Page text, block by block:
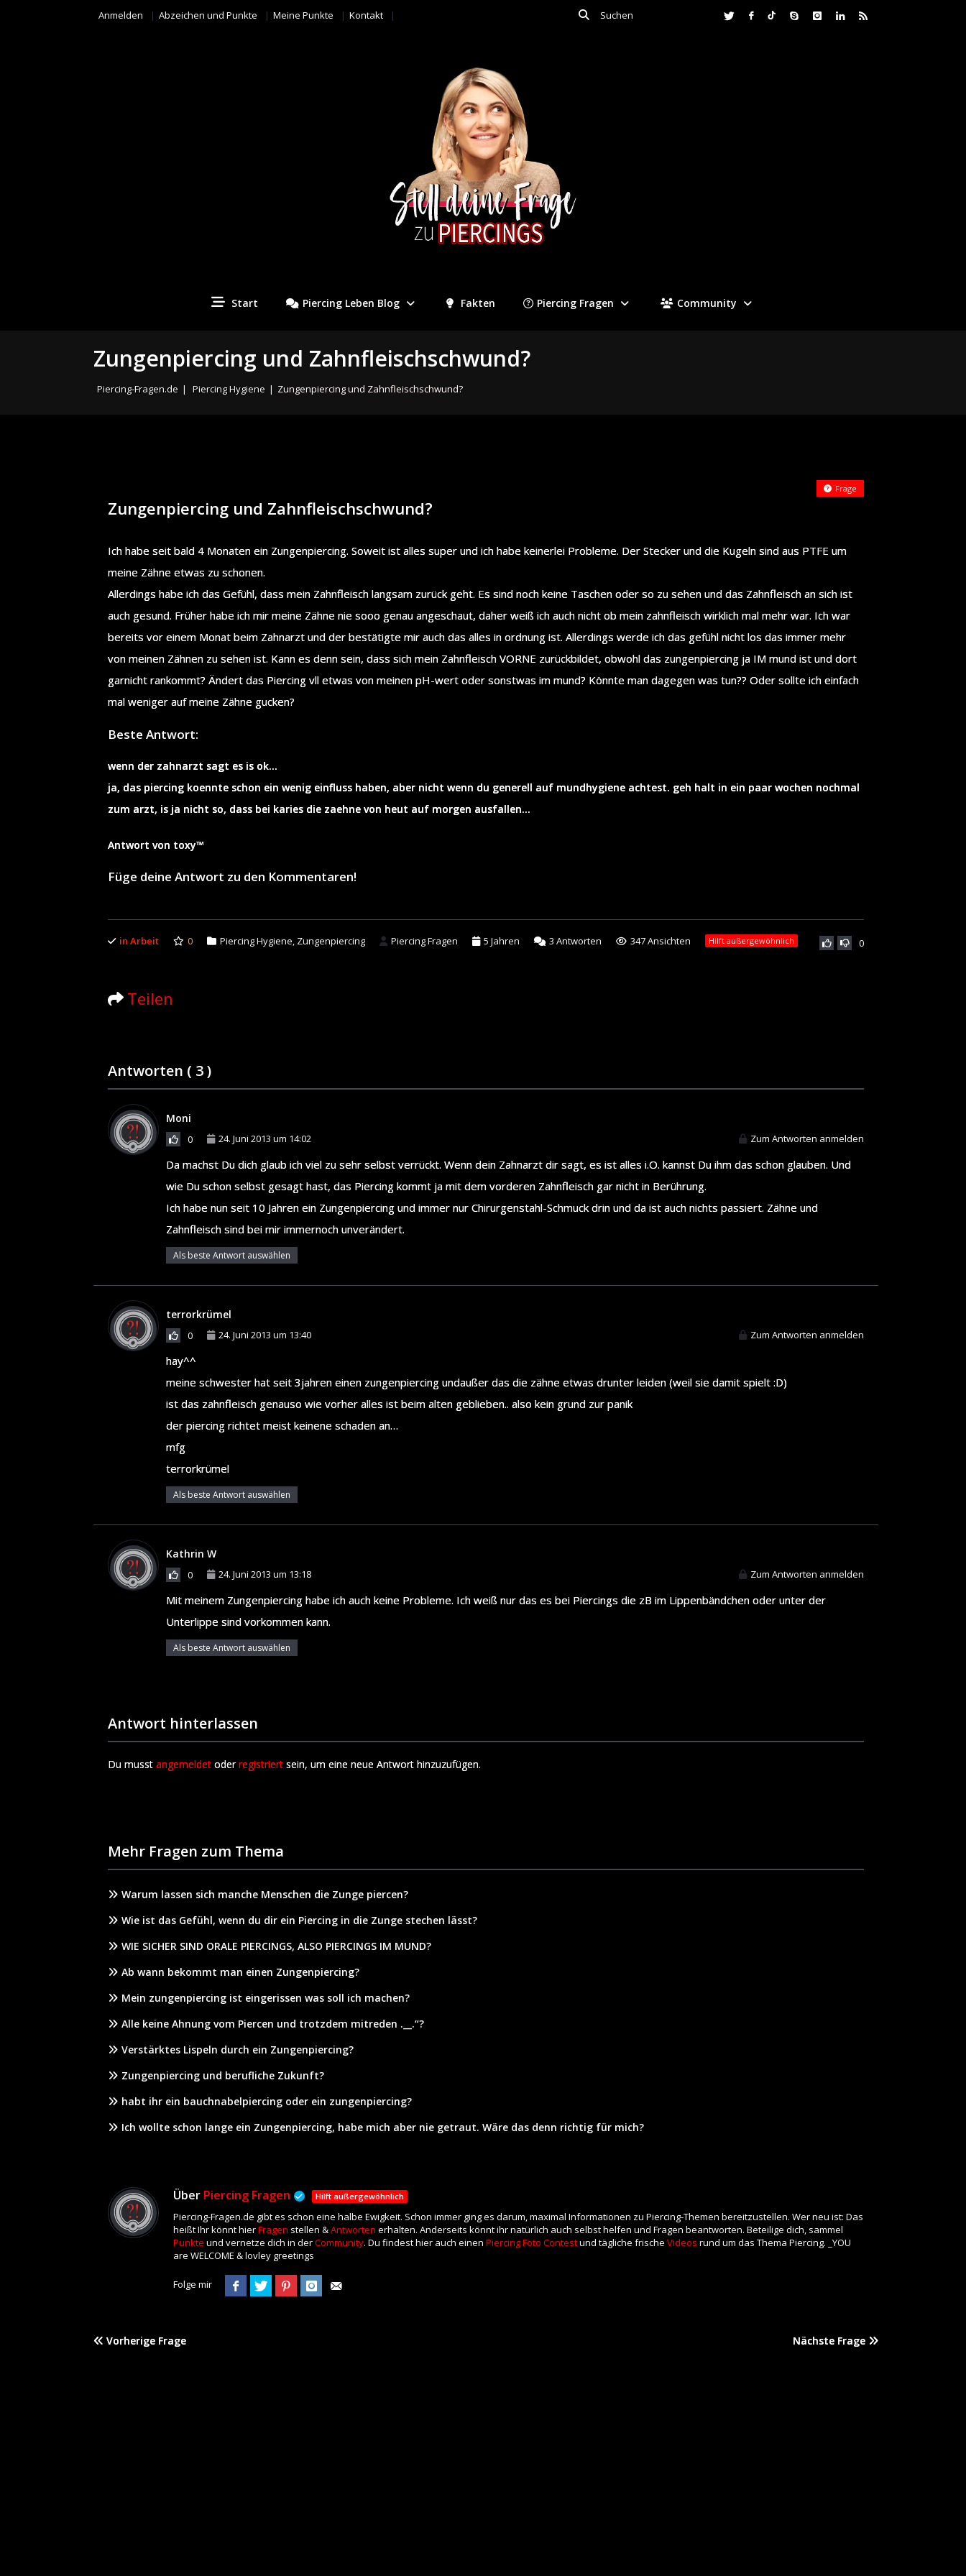
Anmelden Abzeichen und Punkte Meine Punkte Kontakt
Start Piercing Leben Blog Fakten Piercing Fragen Community
Zungenpiercing und Zahnfleischschwund?
Piercing-Fragen.de | Piercing Hygiene | Zungenpiercing und Zahnfleischschwund?
Zungenpiercing und Zahnfleischschwund?
Frage
Ich habe seit bald 4 Monaten ein Zungenpiercing. Soweit ist alles super und ich habe keinerlei Probleme. Der Stecker und die Kugeln sind aus PTFE um
meine Zähne etwas zu schonen.
Allerdings habe ich das Gefühl, dass mein Zahnfleisch langsam zurück geht. Es sind noch keine Taschen oder so zu sehen und das Zahnfleisch an sich ist
auch gesund. Früher habe ich mir meine Zähne nie sooo genau angeschaut, daher weiß ich auch nicht ob mein zahnfleisch wirklich mal mehr war. Ich war
bereits vor einem Monat beim Zahnarzt und der bestätigte mir auch das alles in ordnung ist. Allerdings werde ich das gefühl nicht los das immer mehr
von meinen Zähnen zu sehen ist. Kann es denn sein, dass sich mein Zahnfleisch VORNE zurückbildet, obwohl das zungenpiercing ja IM mund ist und dort
garnicht rankommt? Ändert das Piercing vll etwas von meinen pH-wert oder sonstwas im mund? Könnte man dagegen was tun?? Oder sollte ich einfach
mal weniger auf meine Zähne gucken?
Beste Antwort:
wenn der zahnarzt sagt es is ok…
ja, das piercing koennte schon ein wenig einfluss haben, aber nicht wenn du generell auf mundhygiene achtest. geh halt in ein paar wochen nochmal
zum arzt, is ja nicht so, dass bei karies die zaehne von heut auf morgen ausfallen…
Antwort von toxy™
Füge deine Antwort zu den Kommentaren!
in Arbeit 0 Piercing Hygiene, Zungenpiercing Piercing Fragen 5 Jahren 3 Antworten 347 Ansichten Hilft außergewöhnlich 0
Teilen
Antworten ( 3)
Moni
0 24. Juni 2013 um 14:02 Zum Antworten anmelden
Da machst Du dich glaub ich viel zu sehr selbst verrückt. Wenn dein Zahnarzt dir sagt, es ist alles i.O. kannst Du ihm das schon glauben. Und
wie Du schon selbst gesagt hast, das Piercing kommt ja mit dem vorderen Zahnfleisch gar nicht in Berührung.
Ich habe nun seit 10 Jahren ein Zungenpiercing und immer nur Chirurgenstahl-Schmuck drin und da ist auch nichts passiert. Zähne und
Zahnfleisch sind bei mir immernoch unverändert.
Als beste Antwort auswählen
terrorkrümel
0 24. Juni 2013 um 13:40 Zum Antworten anmelden
hay^^
meine schwester hat seit 3jahren einen zungenpiercing undaußer das die zähne etwas drunter leiden (weil sie damit spielt :D)
ist das zahnfleisch genauso wie vorher alles ist beim alten geblieben.. also kein grund zur panik
der piercing richtet meist keinene schaden an…
mfg
terrorkrümel
Als beste Antwort auswählen
Kathrin W
0 24. Juni 2013 um 13:18 Zum Antworten anmelden
Mit meinem Zungenpiercing habe ich auch keine Probleme. Ich weiß nur das es bei Piercings die zB im Lippenbändchen oder unter der
Unterlippe sind vorkommen kann.
Als beste Antwort auswählen
Antwort hinterlassen
Du musst angemeldet oderregistriert sein, um eine neue Antwort hinzuzufügen.
Mehr Fragen zum Thema
Warum lassen sich manche Menschen die Zunge piercen?
Wie ist das Gefühl, wenn du dir ein Piercing in die Zunge stechen lässt?
WIE SICHER SIND ORALE PIERCINGS, ALSO PIERCINGS IM MUND?
Ab wann bekommt man einen Zungenpiercing?
Mein zungenpiercing ist eingerissen was soll ich machen?
Alle keine Ahnung vom Piercen und trotzdem mitreden .__.“?
Verstärktes Lispeln durch ein Zungenpiercing?
Zungenpiercing und berufliche Zukunft?
habt ihr ein bauchnabelpiercing oder ein zungenpiercing?
Ich wollte schon lange ein Zungenpiercing, habe mich aber nie getraut. Wäre das denn richtig für mich?
Über Piercing Fragen Hilft außergewöhnlich
Piercing-Fragen.de gibt es schon eine halbe Ewigkeit. Schon immer ging es darum, maximal Informationen zu Piercing-Themen bereitzustellen. Wer neu ist: Das
heißt Ihr könnt hierFragen stellen &Antworten erhalten. Anderseits könnt ihr natürlich auch selbst helfen und Fragen beantworten. Beteilige dich, sammel
Punkte und vernetze dich in derCommunity. Du findest hier auch einen Piercing Foto Contestund tägliche frische Videos rund um das Thema Piercing. _YOU
are WELCOME & lovley greetings
Folge mir
Vorherige Frage Nächste Frage